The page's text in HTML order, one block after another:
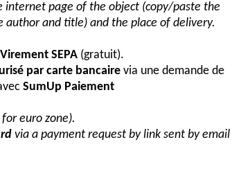
internet page of the object (copy/paste the
and title) and the place of delivery.
SEPA (gratuit).
par carte bancaire via une demande de
SumUp Paiement
euro zone).
via a payment request by link sent by email